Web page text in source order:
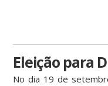
Eleição para
No dia 19 de